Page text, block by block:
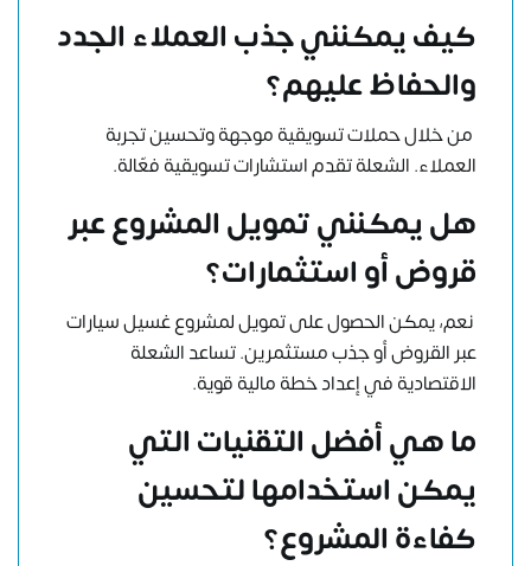
كيف يمكنني جذب العملاء الجدد
والحفاظ عليهم؟
من خلال حملات تسويقية موجهة وتحسين تجربة
العملاء. الشعلة تقدم استشارات تسويقية فعّالة.
هل يمكنني تمويل المشروع عبر
قروض أو استثمارات؟
نعم، يمكن الحصول على تمويل لمشروع غسيل سيارات
عبر القروض أو جذب مستثمرين. تساعد الشعلة
الاقتصادية في إعداد خطة مالية قوية.
ما هي أفضل التقنيات التي
يمكن استخدامها لتحسين
كفاءة المشروع؟